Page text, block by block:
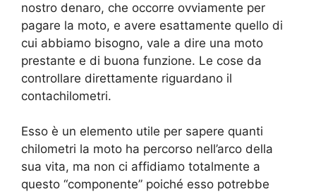
nostro denaro, che occorre ovviamente per
pagare la moto, e avere esattamente quello di
cui abbiamo bisogno, vale a dire una moto
prestante e di buona funzione. Le cose da
controllare direttamente riguardano il
contachilometri.
Esso è un elemento utile per sapere quanti
chilometri la moto ha percorso nell’arco della
sua vita, ma non ci affidiamo totalmente a
questo “componente” poiché esso potrebbe